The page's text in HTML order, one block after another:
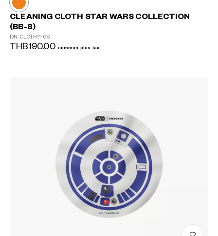
CLEANING CLOTH STAR WARS COLLECTION
(BB-8)
DN-CLOTH11-6S
THB190.00 common.plus-tax